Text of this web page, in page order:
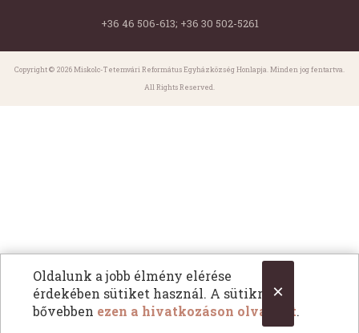
×
Oldalunk a jobb élmény elérése
érdekében sütiket használ. A sütikről
bővebben ezen a hivatkozáson olvashat.
+36 46 506-613; +36 30 502-5261
Copyright © 2026 Miskolc-Tetemvári Református Egyházközség Honlapja. Minden jog fentartva.
All Rights Reserved.